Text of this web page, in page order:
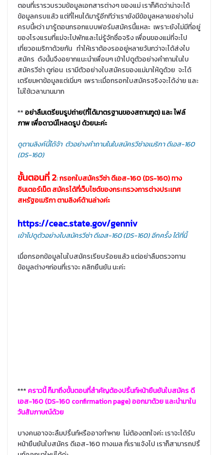
ตอนที่เรารวบรวมข้อมูลเอกสารต่างๆ ของแม่ เราก็คิดว่าน่าจะได้
ข้อมูลครบแล้ว แต่ที่ไหนได้มารู้อีกทีว่าเรายังมีข้อมูลหลายอย่างไม่
ครบนี้หว่า มารู้ตอนกรอกแบบฟอร์มสมัครนี้แหละ เพราะยังไม่มีที่อยู่
ของโรงแรมที่แม่จะไปพักและไม่รู้จักชื่อจริง เพื่อนของแม่ที่จะไป
เที่ยวอเมริกาด้วยกัน ทำให้เราต้องรออยู่หลายวันกว่าจะได้ส่งใบ
สมัคร ดังนั้นจึงอยากแนะนำเพื่อนๆ เข้าไปดูตัวอย่างคำถามในใบ
สมัครวีซ่า ดูก่อน เรามีตัวอย่างใบสมัครของแม่มาให้ดูด้วย จะได้
เตรียมหาข้อมูลแต่เนิ่นๆ เพราะเมื่อกรอกใบสมัครจริงจะได้ง่าย และ
ไม่ใช้เวลานานมาก
**อย่าลืมเตรียมรูปถ่าย(ที่ได้มาตรฐานของสถานฑูต) และ ไฟล์
ภาพ เพื่อดาวน์โหลดรูป ด้วยนะค่ะ
ดูตามลิงค์นี้ได้จ้า ตัวอย่างคำถามในใบสมัครวีซ่าอเมริกา ดีเอส-160
(DS-160)
ขั้นตอนที่ 2:กรอกใบสมัครวีซ่า ดีเอส-160 (DS-160) ทาง
อินเตอร์เน็ต สมัครได้ที่เว็บไซต์ของกระทรวงการต่างประเทศ
สหรัฐอเมริกา ตามลิงค์ด้านล่างค่ะ
https://ceac.state.gov/genniv
เข้าไปดูตัวอย่างใบสมัครวีซ่า ดีเอส-160 (DS-160) อีกครั้ง ได้ที่นี้
เมื่อกรอกข้อมูลในใบสมัครเรียบร้อยแล้ว แต่อย่าลืมตรวจทาน
ข้อมูลต่างๆก่อนที่เราจะ คลิกยืนยัน นะค่ะ
***คราวนี้ ก็มาถึงขั้นตอนที่สำคัญต้องปริ้นท์หน้ายืนยันใบสมัคร ดี
เอส-160 (DS-160 confirmation page) ออกมาด้วย และนำมาใน
วันสัมภาษณ์ด้วย
บางคนอาจจะลืมปริ้นท์หรืออาจทำหาย ไม่ต้องตกใจค่ะ เราจะได้รับ
หน้ายืนยันใบสมัคร ดีเอส-160 ทางเมล ที่เราแจ้งไป เราก็สามารถปริ้